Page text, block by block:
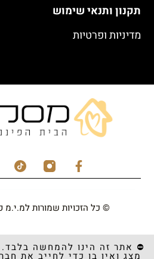
תקנון ותנאי שימוש
מדיניות ופרטיות
© כל הזכויות שמורות למ.י.מ
⛔️ אתר זה הינו להמחשה
מצג ואין בו כדי לחייב את